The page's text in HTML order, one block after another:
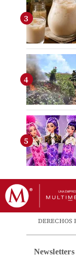
DERECHOS
Newsletters